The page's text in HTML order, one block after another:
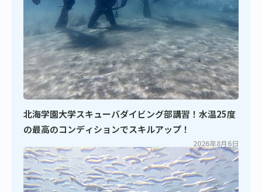
北海学園大学スキューバダイビング部講習！水温25度
の最高のコンディションでスキルアップ！
2026年8月6日